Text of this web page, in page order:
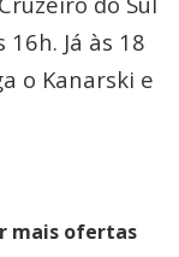
Já às 18
o Kanarski e
mais ofertas